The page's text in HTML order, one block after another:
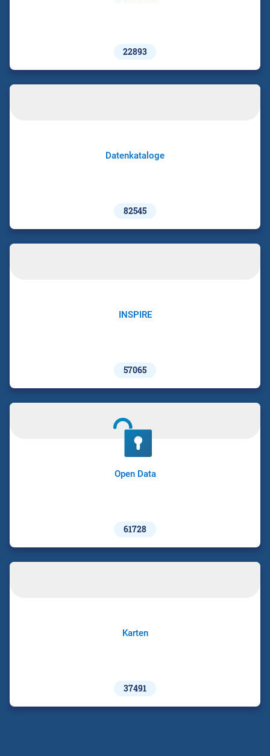
22893
Datenkataloge
82545
INSPIRE
57065
Open Data
61728
Karten
37491